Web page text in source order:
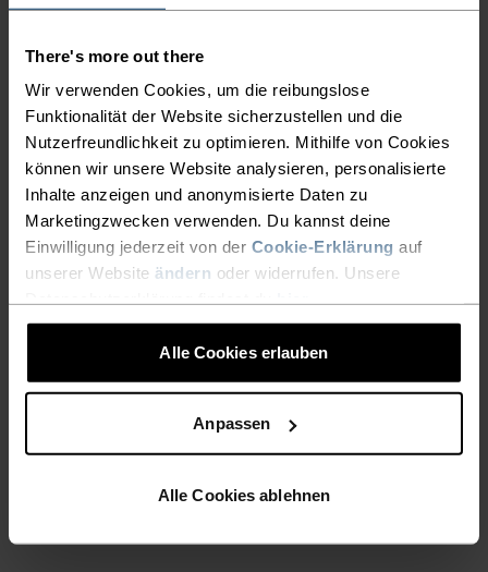
There's more out there
Wir verwenden Cookies, um die reibungslose
Funktionalität der Website sicherzustellen und die
Nutzerfreundlichkeit zu optimieren. Mithilfe von Cookies
können wir unsere Website analysieren, personalisierte
Inhalte anzeigen und anonymisierte Daten zu
Marketingzwecken verwenden. Du kannst deine
Einwilligung jederzeit von der Cookie-Erklärung auf
unserer Website ändern oder widerrufen. Unsere
Alle Cookies erlauben
Anpassen
Alle Cookies ablehnen
DETAILS, DIE DEN
UNTERSCHIED MACHEN
Accessoires für unvergessliche Abenteuer.
AKTIVITÄTSNIVEAU
MODERAT
AKTIVITÄTSART